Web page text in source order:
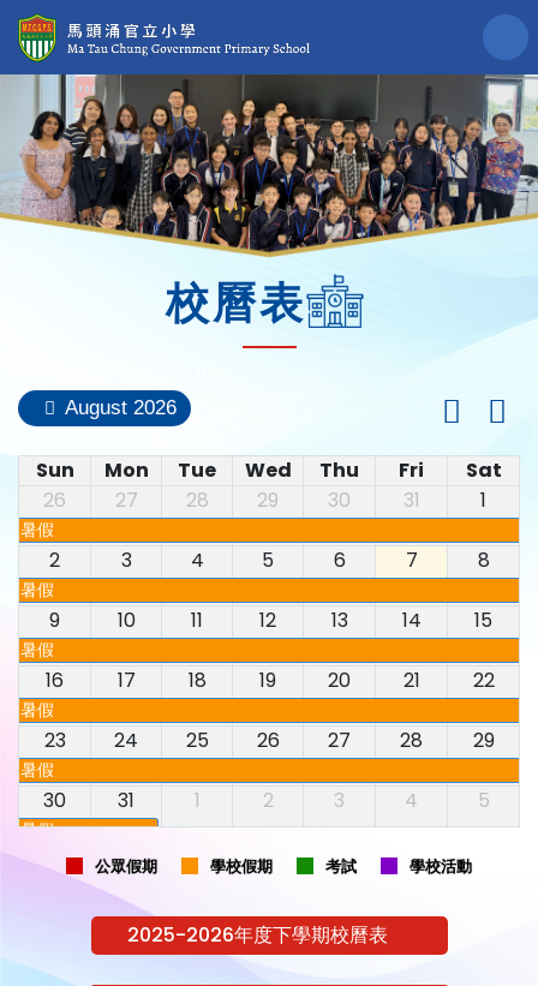
校曆表
August 2026
Sun Mon Tue Wed Thu Fri
Sat
26
27 28 29 30 31 1
暑假
2 3 4 5 6 7 8
暑假
9 10 11 12 13 14 15
暑假
16 17 18 19 20 21 22
暑假
23 24 25 26 27 28 29
暑假
30 31 1 2 3 4 5
暑假
公眾假期
學校假期 考試 學校活動
2025-2026年度下學期校曆表